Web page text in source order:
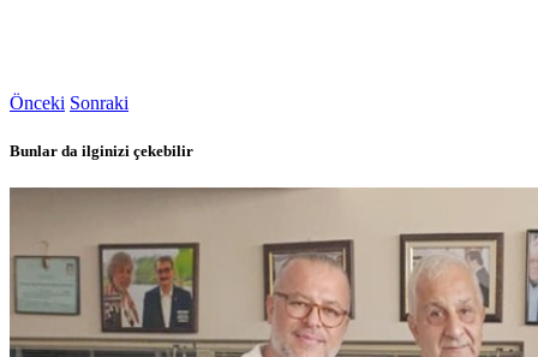
Önceki Sonraki
Bunlar da ilginizi çekebilir